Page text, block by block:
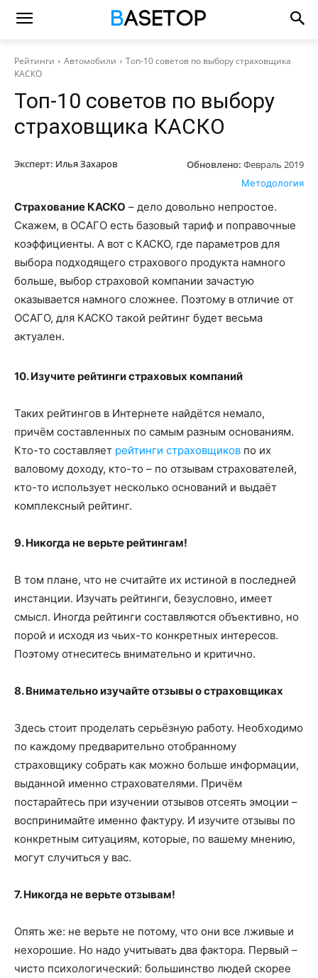
Рейтинги Автомобили
Топ-10 советов по выбору страховщика
КАСКО
Топ-10 советов по выбору
страховщика КАСКО
Эксперт: Илья Захаров Обновлено: Февраль 2019
Методология
Страхование КАСКО – дело довольно непростое.
Скажем, в ОСАГО есть базовый тариф и поправочные
коэффициенты. А вот с КАСКО, где параметров для
выбора подходящего страхового продукта намного
больше, выбор страховой компании зачастую
оказывается намного сложнее. Поэтому в отличие от
ОСАГО, для КАСКО такой рейтинг будет весьма
актуален.
10. Изучите рейтинги страховых компаний
Таких рейтингов в Интернете найдётся немало,
причём составленных по самым разным основаниям.
Кто-то составляет рейтинги страховщиков по их
валовому доходу, кто-то – по отзывам страхователей,
кто-то использует несколько оснований и выдаёт
комплексный рейтинг.
9. Никогда не верьте рейтингам!
В том плане, что не считайте их истиной в последней
инстанции. Изучать рейтинги, безусловно, имеет
смысл. Иногда рейтинги составляются объективно, но
порой и исходя из чьих-то конкретных интересов.
Поэтому отнеситесь внимательно и критично.
8. Внимательно изучайте отзывы о страховщиках
Здесь стоит проделать серьёзную работу. Необходимо
по каждому предварительно отобранному
страховщику собрать как можно больше информации,
выданной именно страхователями. Причём
постарайтесь при изучении отзывов отсеять эмоции –
воспринимайте именно фактуру. И изучите отзывы по
конкретным ситуациям, которые, по вашему мнению,
могут случиться у вас.
7. Никогда не верьте отзывам!
Опять же: не верьте не потому, что они все лживые и
нехорошие. Но надо учитывать два фактора. Первый –
чисто психологический: большинство людей скорее